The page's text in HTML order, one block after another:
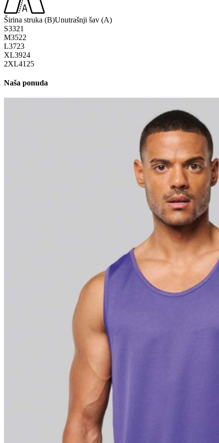
Širina struka (B)Unutrašnji šav (A)
S3321
M3522
L3723
XL3924
2XL41 25
Naša ponuda